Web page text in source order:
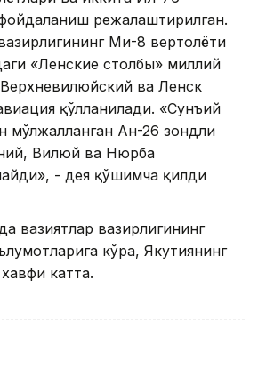
режалаштирилган.
Ми-8 вертолёти
«Ленские столбы» миллий
ва Ленск
қўлланилади. «Сунъий
мўлжалланган Ан-26 зондли
Вилюй ва Нюрба
- дея қўшимча қилди
вазиятлар вазирлигининг
кўра, Якутиянинг
катта.